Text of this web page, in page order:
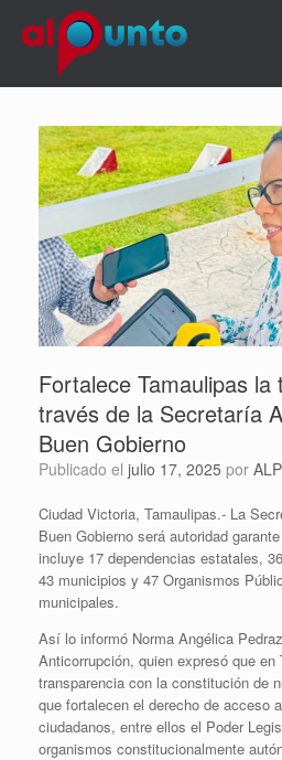
Fortalece Tamaulipas
través de la Secretaría
Buen Gobierno
Publicado el julio 17, 2025 por
Ciudad Victoria, Tamaulipas.- La
Buen Gobierno será autoridad
incluye 17 dependencias estatales,
43 municipios y 47 Organismos
municipales.
Así lo informó Norma Angélica
Anticorrupción, quien expresó que
transparencia con la constitución de
que fortalecen el derecho de acceso
ciudadanos, entre ellos el Poder
organismos constitucionalmente